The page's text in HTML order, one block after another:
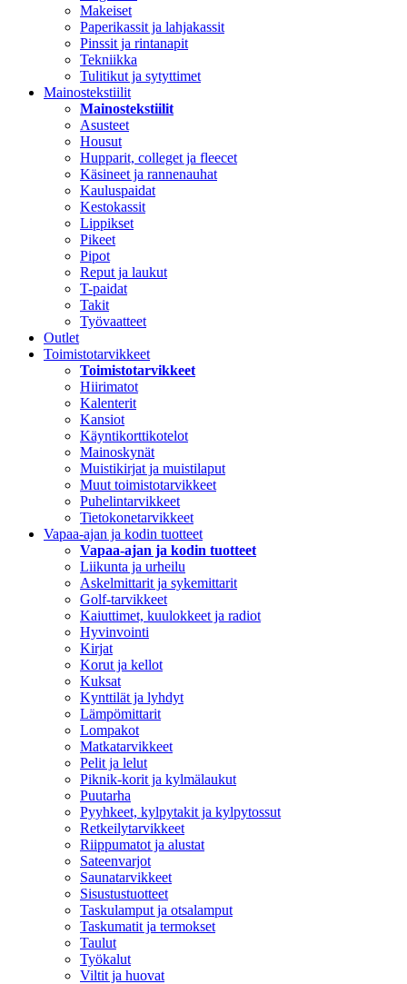
Makeiset
Paperikassit ja lahjakassit
Pinssit ja rintanapit
Tekniikka
Tulitikut ja sytyttimet
Mainostekstiilit
Mainostekstiilit
Asusteet
Housut
Hupparit, colleget ja fleecet
Käsineet ja rannenauhat
Kauluspaidat
Kestokassit
Lippikset
Pikeet
Pipot
Reput ja laukut
T-paidat
Takit
Työvaatteet
Outlet
Toimistotarvikkeet
Toimistotarvikkeet
Hiirimatot
Kalenterit
Kansiot
Käyntikorttikotelot
Mainoskynät
Muistikirjat ja muistilaput
Muut toimistotarvikkeet
Puhelintarvikkeet
Tietokonetarvikkeet
Vapaa-ajan ja kodin tuotteet
Vapaa-ajan ja kodin tuotteet
Liikunta ja urheilu
Askelmittarit ja sykemittarit
Golf-tarvikkeet
Kaiuttimet, kuulokkeet ja radiot
Hyvinvointi
Kirjat
Korut ja kellot
Kuksat
Kynttilät ja lyhdyt
Lämpömittarit
Lompakot
Matkatarvikkeet
Pelit ja lelut
Piknik-korit ja kylmälaukut
Puutarha
Pyyhkeet, kylpytakit ja kylpytossut
Retkeilytarvikkeet
Riippumatot ja alustat
Sateenvarjot
Saunatarvikkeet
Sisustustuotteet
Taskulamput ja otsalamput
Taskumatit ja termokset
Taulut
Työkalut
Viltit ja huovat